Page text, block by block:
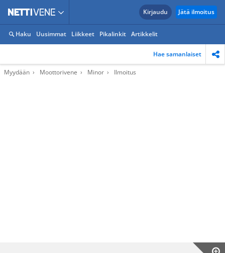
Kirjaudu Jätä ilmoitus
Haku Uusimmat Liikkeet Pikalinkit Artikkelit
Hae samanlaiset
Myydään Moottorivene Minor Ilmoitus